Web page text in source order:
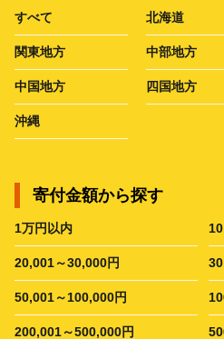
すべて 北海道
関東地方 中部地方
中国地方 四国地方
沖縄
寄付金額から探す
1万円以内
20,001～30,000円
50,001～100,000円
200,001～500,000円